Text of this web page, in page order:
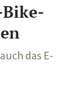
das E-